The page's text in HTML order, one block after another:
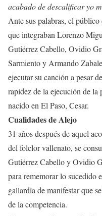
acabado de descalificar yo
Ante sus palabras, el
que integraban Lorenzo
Gutiérrez Cabello, Ovidio
Sarmiento y Armando
ejecutar su canción a pesar
rapidez de la ejecución de
nacido en El Paso, Cesar.
Cualidades de Alejo
31 años después de aquel
del folclor vallenato, se
Gutiérrez Cabello y Ovidio
para rememorar lo sucedido
gallardía de manifestar que
de la competencia.